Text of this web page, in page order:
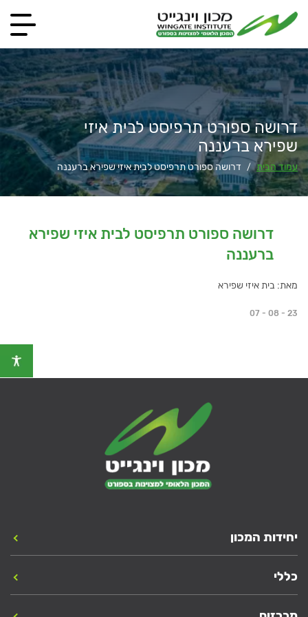
דרושה ספורט תרפיסט לבית איזי
שפירא ברעננה
עמוד הבית / דרושה ספורט תרפיסט לבית איזי שפירא ברעננה
דרושה ספורט תרפיסט לבית איזי שפירא
ברעננה
מאת: בית איזי שפירא
07 - 08 - 23
יחידות המכון
כללי